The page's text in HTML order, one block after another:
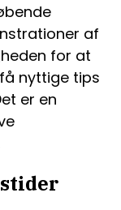
af
for at
nyttige tips
er en